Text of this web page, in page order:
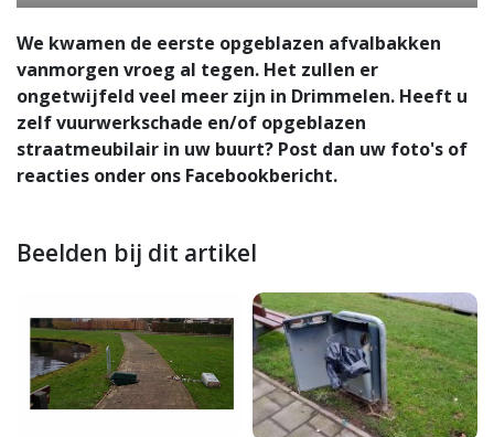
We kwamen de eerste opgeblazen afvalbakken
vanmorgen vroeg al tegen. Het zullen er
ongetwijfeld veel meer zijn in Drimmelen. Heeft u
zelf vuurwerkschade en/of opgeblazen
straatmeubilair in uw buurt? Post dan uw foto's of
reacties onder ons Facebookbericht.
Beelden bij dit artikel